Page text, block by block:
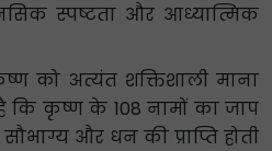
स्पष्टता और आध्यात्मिक
को अत्यंत शक्तिशाली माना
कि कृष्ण के 108 नामों का जाप
और धन की प्राप्ति होती